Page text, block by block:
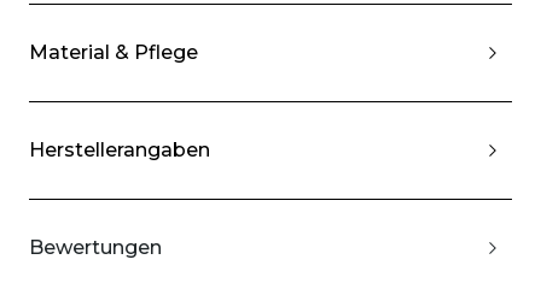
Material & Pflege
Herstellerangaben
Bewertungen